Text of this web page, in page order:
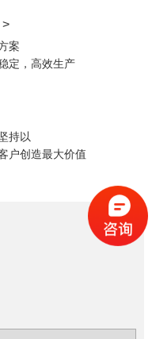
>
案
定，高效生产
持以
户创造最大价值